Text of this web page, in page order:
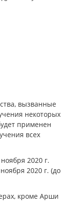
вызванные
некоторых
применен
всех
2020 г.
2020 г. (до
кроме Арши